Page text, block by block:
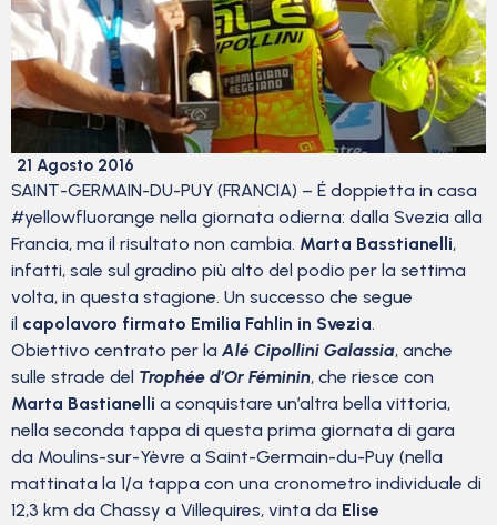
21 Agosto 2016
SAINT-GERMAIN-DU-PUY (FRANCIA) – É doppietta in casa
#yellowfluorange nella giornata odierna: dalla Svezia alla
Francia, ma il risultato non cambia. Marta Basstianelli,
infatti, sale sul gradino più alto del podio per la settima
volta, in questa stagione. Un successo che segue
il capolavoro firmato Emilia Fahlin in Svezia.
Obiettivo centrato per la Alé Cipollini Galassia, anche
sulle strade del Trophée d’Or Féminin, che riesce con
Marta Bastianelli a conquistare un’altra bella vittoria,
nella seconda tappa di questa prima giornata di gara
da Moulins-sur-Yèvre a Saint-Germain-du-Puy (nella
mattinata la 1/a tappa con una cronometro individuale di
12,3 km da Chassy a Villequires, vinta da Elise